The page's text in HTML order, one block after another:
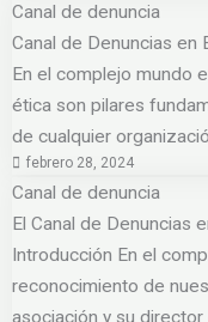
Canal de denuncia
Canal de Denuncias en
En el complejo mundo
ética son pilares
de cualquier
febrero 28, 2024
Canal de denuncia
El Canal de Denuncias
Introducción En el
reconocimiento de
asociación y su